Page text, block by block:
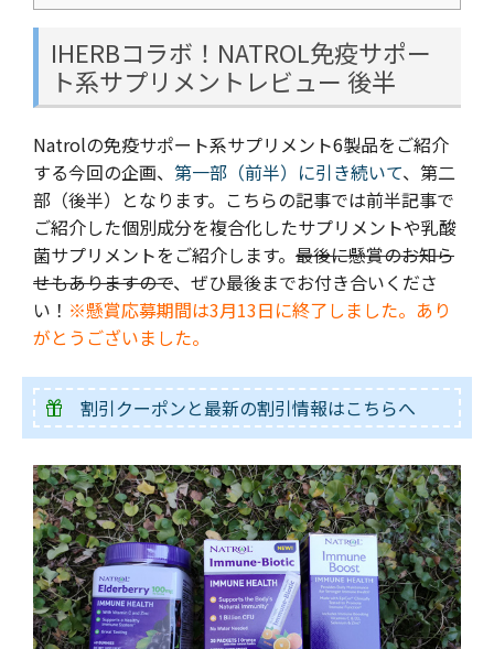
IHERBコラボ！NATROL免疫サポー
ト系サプリメントレビュー 後半
Natrolの免疫サポート系サプリメント6製品をご紹介
する今回の企画、 第一部（前半）に引き続いて、第二
部（後半）となります。こちらの記事では前半記事で
ご紹介した個別成分を複合化したサプリメントや乳酸
菌サプリメントをご紹介します。 最後に懸賞のお知ら
せもありますので、ぜひ最後までお付き合いくださ
い！ ※懸賞応募期間は3月13日に終了しました。あり
がとうございました。
割引クーポンと最新の割引情報はこちらへ